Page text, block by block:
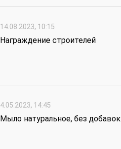
14.08.2023, 10:15
Награждение строителей
4.05.2023, 14:45
Мыло натуральное, без добавок